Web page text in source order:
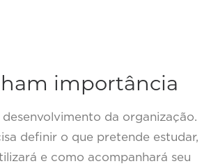
importância
da organização.
definir o que pretende estudar,
e como acompanhará seu